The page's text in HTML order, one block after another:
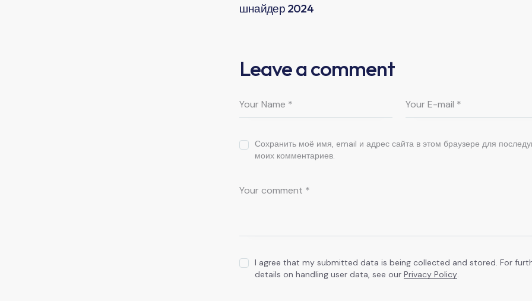
шнайдер 2024
Leave a comment
Сохранить моё имя, email и адрес сайта в этом браузере для
моих комментариев.
I agree that my submitted data is being collected and stored. For
details on handling user data, see our Privacy Policy.